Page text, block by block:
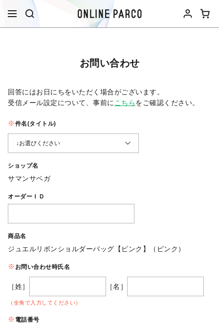
お問い合わせ
回答にはお日にちをいただく場合がございます。
受信メール設定について、事前に こちらをご確認ください。​
件名(タイトル)
ショップ名
サマンサベガ
オーダーＩＤ
商品名
ジュエルリボンショルダーバッグ【ピンク】（ピンク）
お問い合わせ時氏名
［姓］ ［名］
（全角で入力してください）
電話番号